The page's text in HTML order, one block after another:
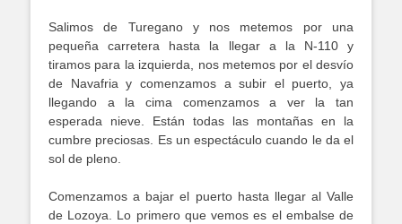
Salimos de Turegano y nos metemos por una
pequeña carretera hasta la llegar a la N-110 y
tiramos para la izquierda, nos metemos por el desvío
de Navafria y comenzamos a subir el puerto, ya
llegando a la cima comenzamos a ver la tan
esperada nieve. Están todas las montañas en la
cumbre preciosas. Es un espectáculo cuando le da el
sol de pleno.
Comenzamos a bajar el puerto hasta llegar al Valle
de Lozoya. Lo primero que vemos es el embalse de